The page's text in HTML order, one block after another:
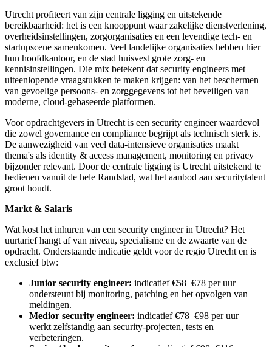
Utrecht profiteert van zijn centrale ligging en uitstekende
bereikbaarheid: het is een knooppunt waar zakelijke dienstverlening,
overheidsinstellingen, zorgorganisaties en een levendige tech- en
startupscene samenkomen. Veel landelijke organisaties hebben hier
hun hoofdkantoor, en de stad huisvest grote zorg- en
kennisinstellingen. Die mix betekent dat security engineers met
uiteenlopende vraagstukken te maken krijgen: van het beschermen
van gevoelige persoons- en zorggegevens tot het beveiligen van
moderne, cloud-gebaseerde platformen.
Voor opdrachtgevers in Utrecht is een security engineer waardevol
die zowel governance en compliance begrijpt als technisch sterk is.
De aanwezigheid van veel data-intensieve organisaties maakt
thema's als identity & access management, monitoring en privacy
bijzonder relevant. Door de centrale ligging is Utrecht uitstekend te
bedienen vanuit de hele Randstad, wat het aanbod aan securitytalent
groot houdt.
Markt & Salaris
Wat kost het inhuren van een security engineer in Utrecht? Het
uurtarief hangt af van niveau, specialisme en de zwaarte van de
opdracht. Onderstaande indicatie geldt voor de regio Utrecht en is
exclusief btw:
Junior security engineer: indicatief €58–€78 per uur —
ondersteunt bij monitoring, patching en het opvolgen van
meldingen.
Medior security engineer: indicatief €78–€98 per uur —
werkt zelfstandig aan security-projecten, tests en
verbeteringen.